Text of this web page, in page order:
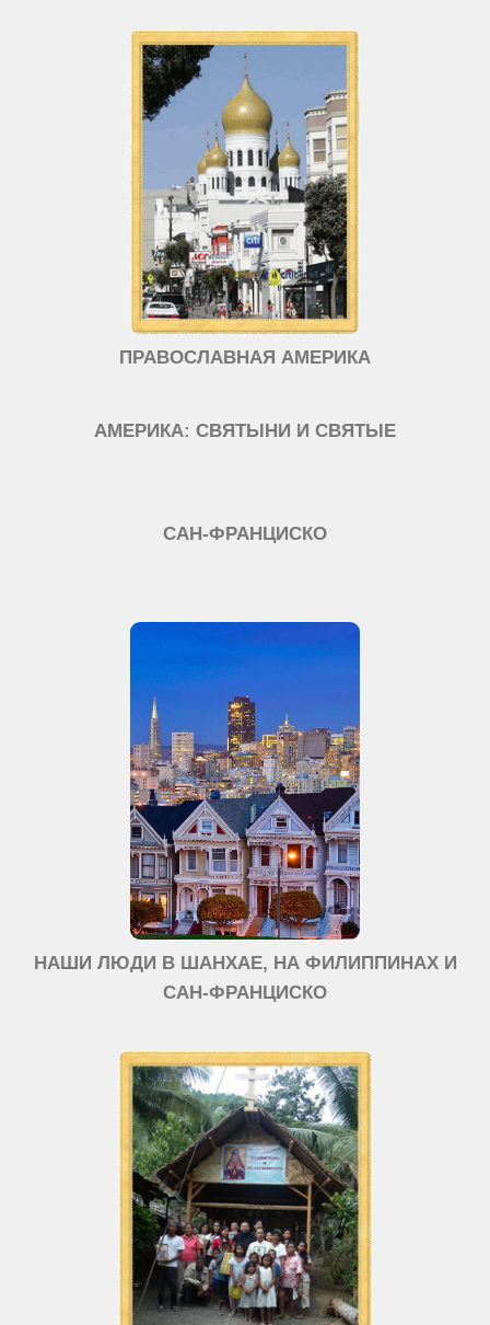
ПРАВОСЛАВНАЯ АМЕРИКА
АМЕРИКА: СВЯТЫНИ И СВЯТЫЕ
САН-ФРАНЦИСКО
НАШИ ЛЮДИ В ШАНХАЕ, НА ФИЛИППИНАХ И
САН-ФРАНЦИСКО